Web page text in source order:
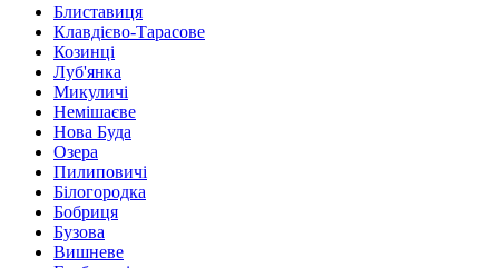
Блиставиця
Клавдієво-Тарасове
Козинці
Луб'янка
Микуличі
Немішаєве
Нова Буда
Озера
Пилиповичі
Білогородка
Бобриця
Бузова
Вишневе